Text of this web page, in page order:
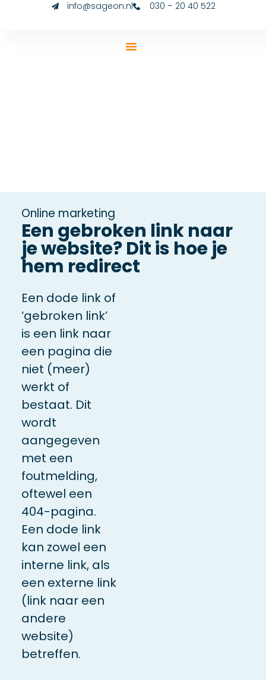
info@sageon.nl 030 – 20 40 522
Online marketing
Een gebroken link naar
je website? Dit is hoe je
hem redirect
Een dode link of
‘gebroken link’
is een link naar
een pagina die
niet (meer)
werkt of
bestaat. Dit
wordt
aangegeven
met een
foutmelding,
oftewel een
404-pagina.
Een dode link
kan zowel een
interne link, als
een externe link
(link naar een
andere
website)
betreffen.